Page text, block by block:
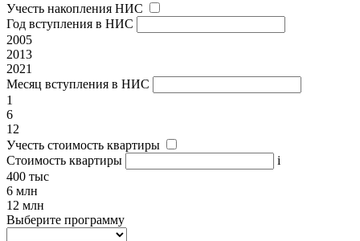
Учесть накопления НИС
Год вступления в НИС
2005
2013
2021
Месяц вступления в НИС
1
6
12
Учесть стоимость квартиры
Стоимость квартиры
i
400 тыс
6 млн
12 млн
Выберите программу